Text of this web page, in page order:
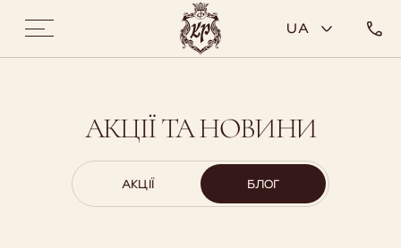
UA
АКЦІЇ ТА НОВИНИ
АКЦІЇ БЛОГ